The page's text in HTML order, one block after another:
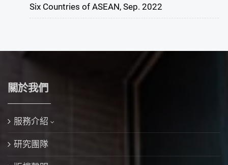
Six Countries of ASEAN, Sep. 2022
關於我們
服務介紹
研究團隊